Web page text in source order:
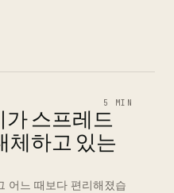
5 MIN
가 스프레드
체하고 있는
어느 때보다 편리해졌습